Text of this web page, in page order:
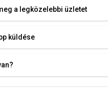
a legközelebbi üzletet
küldése